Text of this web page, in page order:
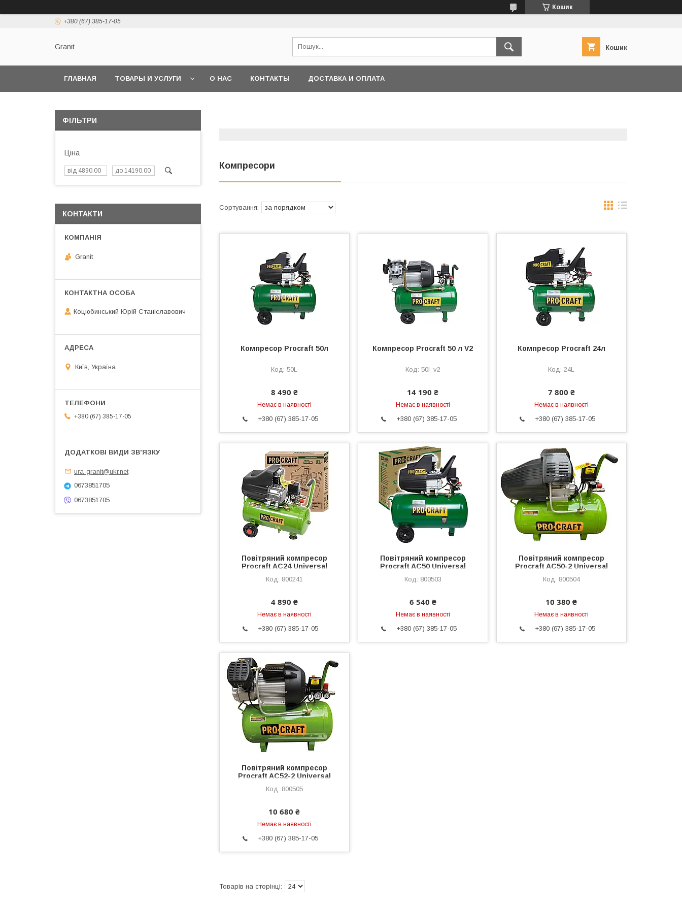
Кошик
+380 (67) 385-17-05
Granit Кошик
ГЛАВНАЯ ТОВАРЫ И УСЛУГИ О НАС КОНТАКТЫ ДОСТАВКА И ОПЛАТА
Компресори
Компресор Procraft 50л
50L
8 490 ₴
Немає в наявності
+380 (67) 385-17-05
Компресор Procraft 50 л V2
50l_v2
14 190 ₴
Немає в наявності
+380 (67) 385-17-05
Компресор Procraft 24л
24L
7 800 ₴
Немає в наявності
+380 (67) 385-17-05
Повітряний компресор
Procraft AC24 Universal
800241
4 890 ₴
Немає в наявності
+380 (67) 385-17-05
Повітряний компресор
Procraft AC50 Universal
800503
6 540 ₴
Немає в наявності
+380 (67) 385-17-05
Повітряний компресор
Procraft AC50-2 Universal
800504
10 380 ₴
Немає в наявності
+380 (67) 385-17-05
Повітряний компресор
Procraft AC52-2 Universal
800505
10 680 ₴
Немає в наявності
+380 (67) 385-17-05
ФІЛЬТРИ
Ціна
КОНТАКТИ
Granit
Коцюбинський Юрій Станіславович
Київ, Україна
+380 (67) 385-17-05
ura-granit@ukr.net
0673851705
0673851705